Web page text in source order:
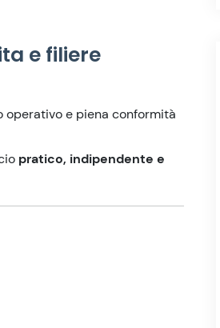
e filiere
e piena conformità
pratico, indipendente e